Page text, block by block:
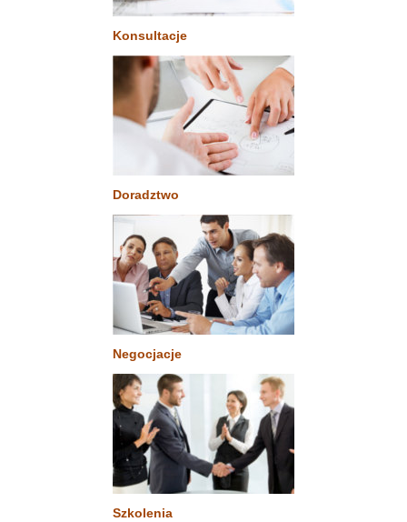
Konsultacje
Doradztwo
Negocjacje
Szkolenia